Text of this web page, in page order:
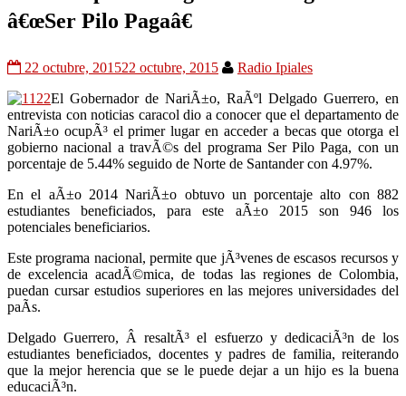
â€œSer Pilo Pagaâ€
22 octubre, 201522 octubre, 2015
Radio Ipiales
El Gobernador de NariÃ±o, RaÃºl Delgado Guerrero, en
entrevista con noticias caracol dio a conocer que el departamento de
NariÃ±o ocupÃ³ el primer lugar en acceder a becas que otorga el
gobierno nacional a travÃ©s del programa Ser Pilo Paga, con un
porcentaje de 5.44% seguido de Norte de Santander con 4.97%.
En el aÃ±o 2014 NariÃ±o obtuvo un porcentaje alto con 882
estudiantes beneficiados, para este aÃ±o 2015 son 946 los
potenciales beneficiarios.
Este programa nacional, permite que jÃ³venes de escasos recursos y
de excelencia acadÃ©mica, de todas las regiones de Colombia,
puedan cursar estudios superiores en las mejores universidades del
paÃ­s.
Delgado Guerrero, Â resaltÃ³ el esfuerzo y dedicaciÃ³n de los
estudiantes beneficiados, docentes y padres de familia, reiterando
que la mejor herencia que se le puede dejar a un hijo es la buena
educaciÃ³n.